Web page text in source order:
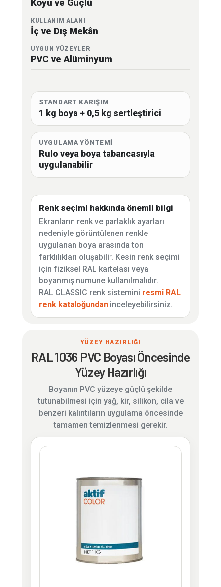
Koyu ve Güçlü
KULLANIM ALANI
İç ve Dış Mekân
UYGUN YÜZEYLER
PVC ve Alüminyum
STANDART KARIŞIM
1 kg boya + 0,5 kg sertleştirici
UYGULAMA YÖNTEMİ
Rulo veya boya tabancasıyla
uygulanabilir
Renk seçimi hakkında önemli bilgi
Ekranların renk ve parlaklık ayarları
nedeniyle görüntülenen renkle
uygulanan boya arasında ton
farklılıkları oluşabilir. Kesin renk seçimi
için fiziksel RAL kartelası veya
boyanmış numune kullanılmalıdır.
RAL CLASSIC renk sistemini resmî RAL
renk kataloğundan inceleyebilirsiniz.
YÜZEY HAZIRLIĞI
RAL 1036 PVC Boyası Öncesinde
Yüzey Hazırlığı
Boyanın PVC yüzeye güçlü şekilde
tutunabilmesi için yağ, kir, silikon, cila ve
benzeri kalıntıların uygulama öncesinde
tamamen temizlenmesi gerekir.